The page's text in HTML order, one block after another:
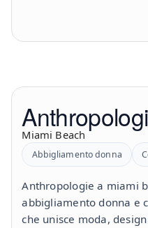
Miami Beach
Abbigliamento donna
Anthropologie a miami
abbigliamento donna e
che unisce moda,